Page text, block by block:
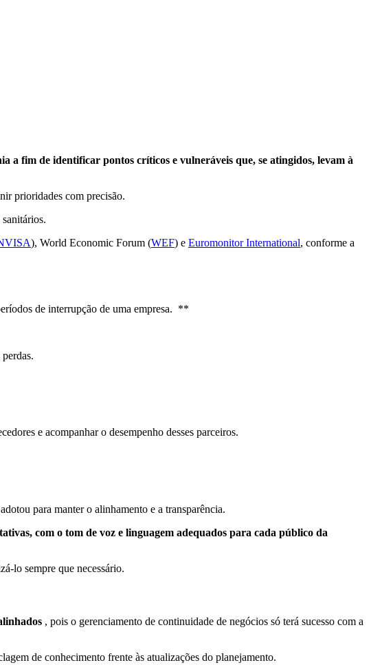
a fim de identificar pontos críticos e vulneráveis que, se atingidos, levam à
prioridades com precisão.
), World Economic Forum (WEF) e Euromonitor International, conforme a
de interrupção de uma empresa. **
e acompanhar o desempenho desses parceiros.
para manter o alinhamento e a transparência.
com o tom de voz e linguagem adequados para cada público da
lo sempre que necessário.
, pois o gerenciamento de continuidade de negócios só terá sucesso com a
de conhecimento frente às atualizações do planejamento.